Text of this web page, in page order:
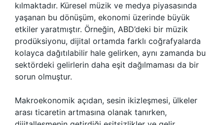
kılmaktadır. Küresel müzik ve medya piyasasında
yaşanan bu dönüşüm, ekonomi üzerinde büyük
etkiler yaratmıştır. Örneğin, ABD’deki bir müzik
prodüksiyonu, dijital ortamda farklı coğrafyalarda
kolayca dağıtılabilir hale gelirken, aynı zamanda bu
sektördeki gelirlerin daha eşit dağılmaması da bir
sorun olmuştur.
Makroekonomik açıdan, sesin ikizleşmesi, ülkeler
arası ticaretin artmasına olanak tanırken,